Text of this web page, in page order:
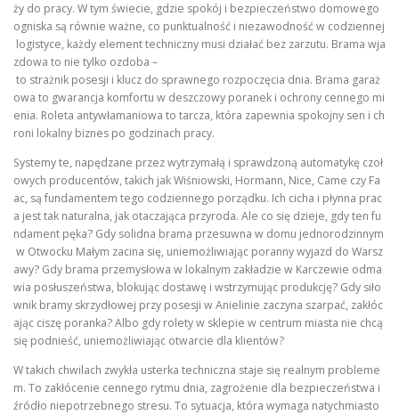
ży do pracy. W tym świecie, gdzie spokój i bezpieczeństwo domowego
ogniska są równie ważne, co punktualność i niezawodność w codziennej
logistyce, każdy element techniczny musi działać bez zarzutu. Brama wja
zdowa to nie tylko ozdoba –
to strażnik posesji i klucz do sprawnego rozpoczęcia dnia. Brama garaż
owa to gwarancja komfortu w deszczowy poranek i ochrony cennego mi
enia. Roleta antywłamaniowa to tarcza, która zapewnia spokojny sen i ch
roni lokalny biznes po godzinach pracy.
Systemy te, napędzane przez wytrzymałą i sprawdzoną automatykę czoł
owych producentów, takich jak Wiśniowski, Hormann, Nice, Came czy Fa
ac, są fundamentem tego codziennego porządku. Ich cicha i płynna prac
a jest tak naturalna, jak otaczająca przyroda. Ale co się dzieje, gdy ten fu
ndament pęka? Gdy solidna brama przesuwna w domu jednorodzinnym
w Otwocku Małym zacina się, uniemożliwiając poranny wyjazd do Warsz
awy? Gdy brama przemysłowa w lokalnym zakładzie w Karczewie odma
wia posłuszeństwa, blokując dostawę i wstrzymując produkcję? Gdy siło
wnik bramy skrzydłowej przy posesji w Anielinie zaczyna szarpać, zakłóc
ając ciszę poranka? Albo gdy rolety w sklepie w centrum miasta nie chcą
się podnieść, uniemożliwiając otwarcie dla klientów?
W takich chwilach zwykła usterka techniczna staje się realnym probleme
m. To zakłócenie cennego rytmu dnia, zagrożenie dla bezpieczeństwa i
źródło niepotrzebnego stresu. To sytuacja, która wymaga natychmiasto